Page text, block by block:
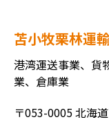
苫小牧栗林運
港湾運送事業、貨
業、倉庫業
〒053-0005 北海